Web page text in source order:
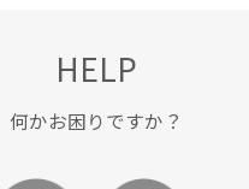
快適 快適なはき心地
程よいゆとり 程よい肉感
HELP
何かお困りですか？